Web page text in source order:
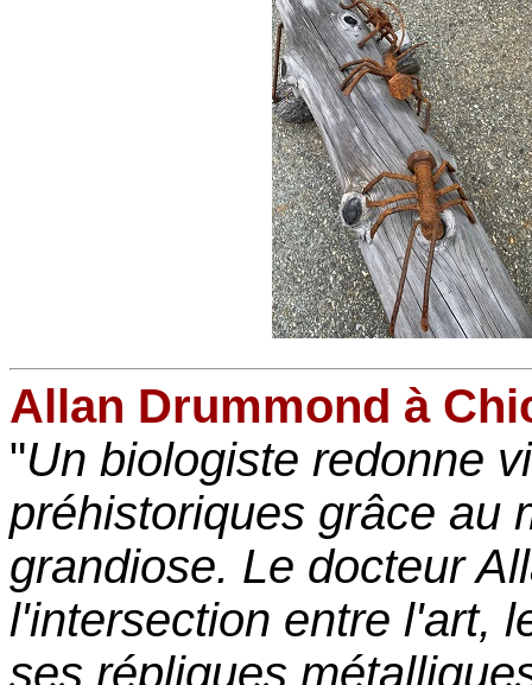
Allan Drummond à
"Un biologiste redonne
préhistoriques grâce au
grandiose. Le docteur
l'intersection entre l'art,
ses répliques